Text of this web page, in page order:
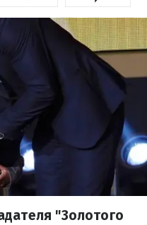
"Золотого